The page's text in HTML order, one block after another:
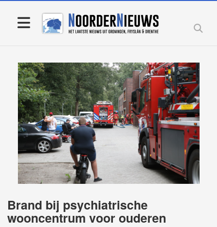
Brand bij psychiatrische
wooncentrum voor ouderen